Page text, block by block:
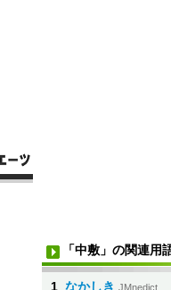
「中敷」の関連用
1 なかしき JMnedict